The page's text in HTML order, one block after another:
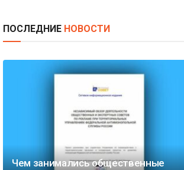
ПОСЛЕДНИЕ НОВОСТИ
Чем занимались общественные